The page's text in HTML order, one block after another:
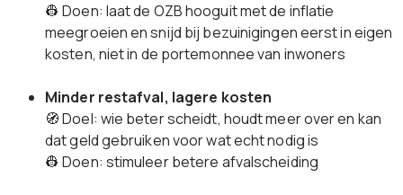
👷 Doen: laat de OZB hooguit met de inflatie
meegroeien en snijd bij bezuinigingen eerst in eigen
kosten, niet in de portemonnee van inwoners
Minder restafval, lagere kosten
🧭 Doel: wie beter scheidt, houdt meer over en kan
dat geld gebruiken voor wat echt nodig is
👷 Doen: stimuleer betere afvalscheiding